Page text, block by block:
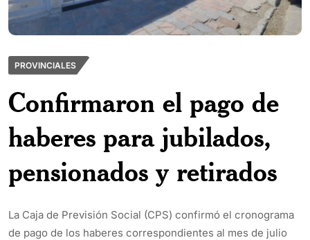
PROVINCIALES
Confirmaron el pago de
haberes para jubilados,
pensionados y retirados
La Caja de Previsión Social (CPS) confirmó el cronograma
de pago de los haberes correspondientes al mes de julio